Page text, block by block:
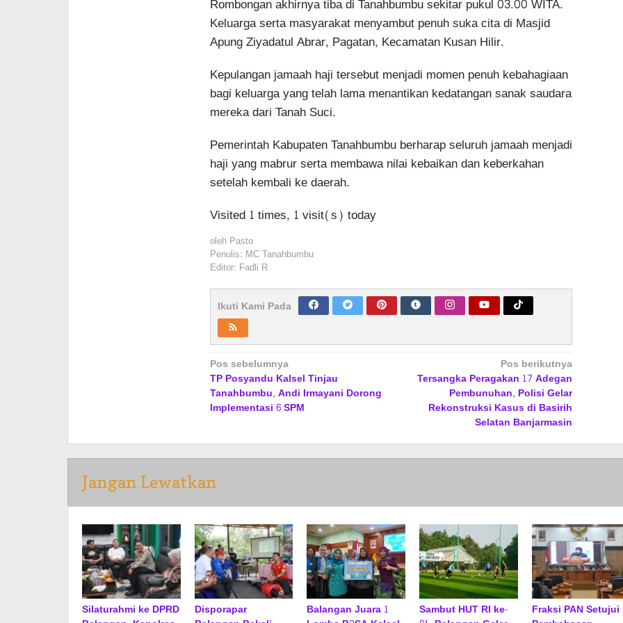
Rombongan akhirnya tiba di Tanahbumbu sekitar pukul 03.00 WITA.
Keluarga serta masyarakat menyambut penuh suka cita di Masjid
Apung Ziyadatul Abrar, Pagatan, Kecamatan Kusan Hilir.
Kepulangan jamaah haji tersebut menjadi momen penuh kebahagiaan
bagi keluarga yang telah lama menantikan kedatangan sanak saudara
mereka dari Tanah Suci.
Pemerintah Kabupaten Tanahbumbu berharap seluruh jamaah menjadi
haji yang mabrur serta membawa nilai kebaikan dan keberkahan
setelah kembali ke daerah.
Visited 1 times, 1 visit(s) today
oleh Pasto
Penulis: MC Tanahbumbu
Editor: Fadli R
Ikuti Kami Pada
Navigasi
pos
Pos sebelumnya
TP Posyandu Kalsel Tinjau
Tanahbumbu, Andi Irmayani Dorong
Implementasi 6 SPM
Pos berikutnya
Tersangka Peragakan 17 Adegan
Pembunuhan, Polisi Gelar
Rekonstruksi Kasus di Basirih
Selatan Banjarmasin
Jangan Lewatkan
Silaturahmi ke DPRD
Disporapar
Balangan Juara 1
Sambut HUT RI ke-
Fraksi PAN Setujui